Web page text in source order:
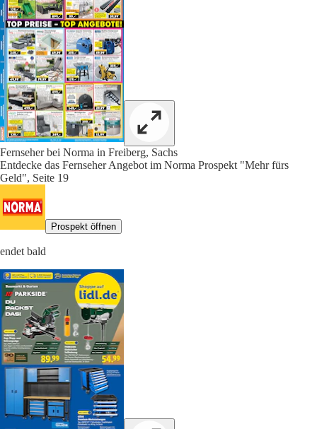
Fernseher bei Norma in Freiberg, Sachs
Entdecke das Fernseher Angebot im Norma Prospekt "Mehr fürs
Geld", Seite 19
Prospekt öffnen
endet bald